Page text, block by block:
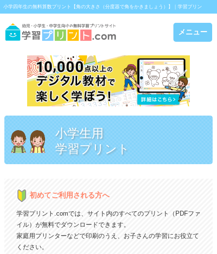
小学四年生の無料算数プリント【角の大きさ（分度器で角をかきましょう）】｜学習プリン
メニュー
小学生用
学習プリント
初めてご利用される方へ
学習プリント.comでは、サイト内のすべてのプリント（PDFファ
イル）が無料でダウンロードできます。
家庭用プリンターなどで印刷のうえ、お子さんの学習にお役立て
ください。